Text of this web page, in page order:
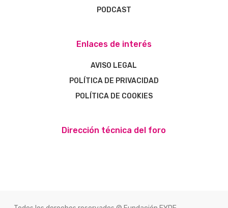
PODCAST
Enlaces de interés
AVISO LEGAL
POLÍTICA DE PRIVACIDAD
POLÍTICA DE COOKIES
Dirección técnica del foro